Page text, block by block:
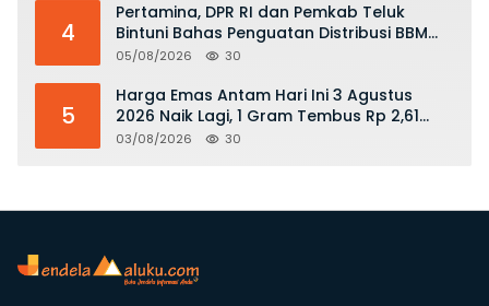
4
Pertamina, DPR RI dan Pemkab Teluk
Bintuni Bahas Penguatan Distribusi BBM
dan LPG
05/08/2026 30
5
Harga Emas Antam Hari Ini 3 Agustus
2026 Naik Lagi, 1 Gram Tembus Rp 2,61
Juta
03/08/2026 30